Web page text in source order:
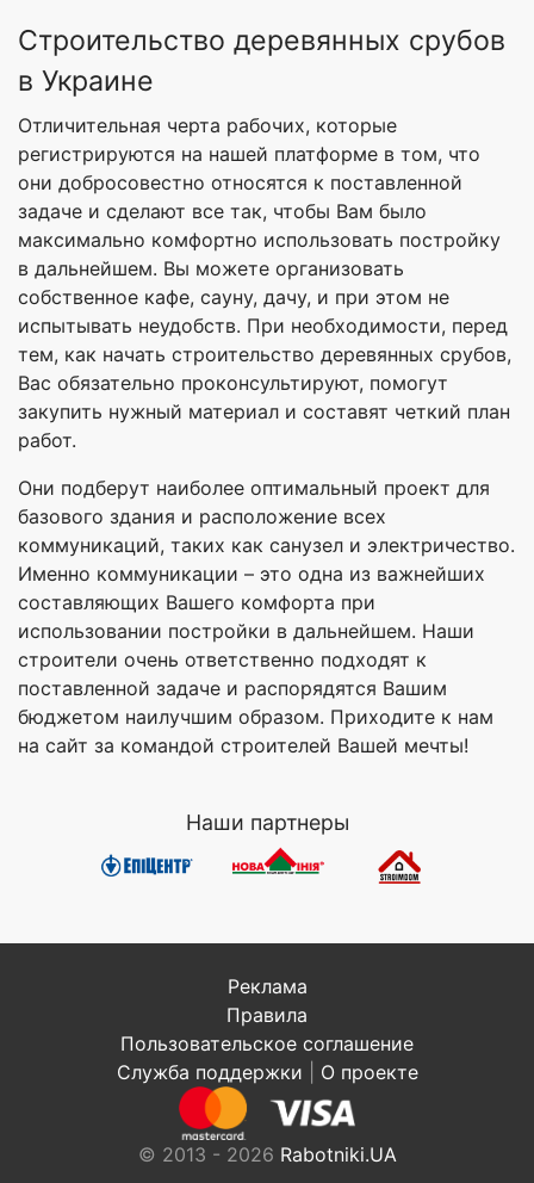
Строительство деревянных срубов
в Украине
Отличительная черта рабочих, которые
регистрируются на нашей платформе в том, что
они добросовестно относятся к поставленной
задаче и сделают все так, чтобы Вам было
максимально комфортно использовать постройку
в дальнейшем. Вы можете организовать
собственное кафе, сауну, дачу, и при этом не
испытывать неудобств. При необходимости, перед
тем, как начать строительство деревянных срубов,
Вас обязательно проконсультируют, помогут
закупить нужный материал и составят четкий план
работ.
Они подберут наиболее оптимальный проект для
базового здания и расположение всех
коммуникаций, таких как санузел и электричество.
Именно коммуникации – это одна из важнейших
составляющих Вашего комфорта при
использовании постройки в дальнейшем. Наши
строители очень ответственно подходят к
поставленной задаче и распорядятся Вашим
бюджетом наилучшим образом. Приходите к нам
на сайт за командой строителей Вашей мечты!
Наши партнеры
Реклама
Правила
Пользовательское соглашение
Служба поддержки
О проекте
© 2013 - 2026 Rabotniki.UA